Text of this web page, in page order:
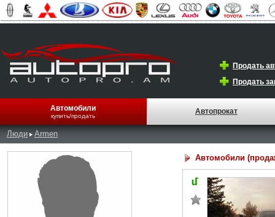
Продать
Продать
Автомобили
купить/продать
Автопрокат
Люди Armen
Автомобили